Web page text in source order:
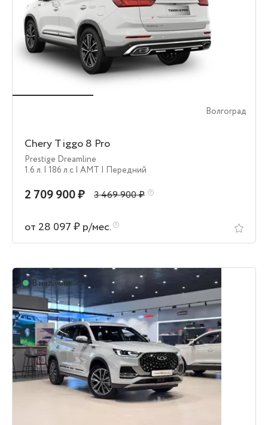
Волгоград
Chery Tiggo 8 Pro
Prestige Dreamline
1.6 л. | 186 л.c | AMT | Передний
2 709 900 ₽ 3 469 900 ₽
от 28 097 ₽ р/мес.
В наличии